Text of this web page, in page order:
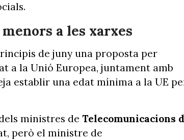
a les xarxes
de juny una proposta per
a la Unió Europea, juntament amb
establir una edat mínima a la UE
ministres de Telecomunicacions
però el ministre de